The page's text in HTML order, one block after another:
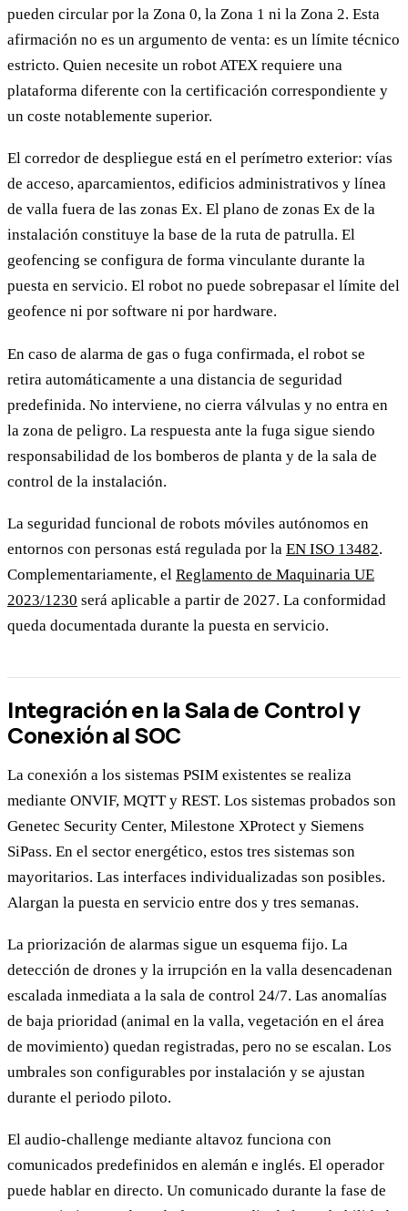
pueden circular por la Zona 0, la Zona 1 ni la Zona 2. Esta
afirmación no es un argumento de venta: es un límite técnico
estricto. Quien necesite un robot ATEX requiere una
plataforma diferente con la certificación correspondiente y
un coste notablemente superior.
El corredor de despliegue está en el perímetro exterior: vías
de acceso, aparcamientos, edificios administrativos y línea
de valla fuera de las zonas Ex. El plano de zonas Ex de la
instalación constituye la base de la ruta de patrulla. El
geofencing se configura de forma vinculante durante la
puesta en servicio. El robot no puede sobrepasar el límite del
geofence ni por software ni por hardware.
En caso de alarma de gas o fuga confirmada, el robot se
retira automáticamente a una distancia de seguridad
predefinida. No interviene, no cierra válvulas y no entra en
la zona de peligro. La respuesta ante la fuga sigue siendo
responsabilidad de los bomberos de planta y de la sala de
control de la instalación.
La seguridad funcional de robots móviles autónomos en
entornos con personas está regulada por la EN ISO 13482.
Complementariamente, el Reglamento de Maquinaria UE
2023/1230 será aplicable a partir de 2027. La conformidad
queda documentada durante la puesta en servicio.
Integración en la Sala de Control y
Conexión al SOC
La conexión a los sistemas PSIM existentes se realiza
mediante ONVIF, MQTT y REST. Los sistemas probados son
Genetec Security Center, Milestone XProtect y Siemens
SiPass. En el sector energético, estos tres sistemas son
mayoritarios. Las interfaces individualizadas son posibles.
Alargan la puesta en servicio entre dos y tres semanas.
La priorización de alarmas sigue un esquema fijo. La
detección de drones y la irrupción en la valla desencadenan
escalada inmediata a la sala de control 24/7. Las anomalías
de baja prioridad (animal en la valla, vegetación en el área
de movimiento) quedan registradas, pero no se escalan. Los
umbrales son configurables por instalación y se ajustan
durante el periodo piloto.
El audio-challenge mediante altavoz funciona con
comunicados predefinidos en alemán e inglés. El operador
puede hablar en directo. Un comunicado durante la fase de